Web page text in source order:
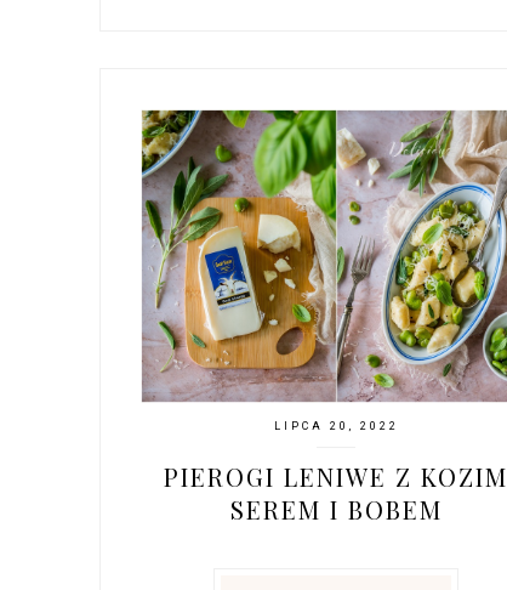
LIPCA 20, 2022
PIEROGI LENIWE Z KOZIM
SEREM I BOBEM